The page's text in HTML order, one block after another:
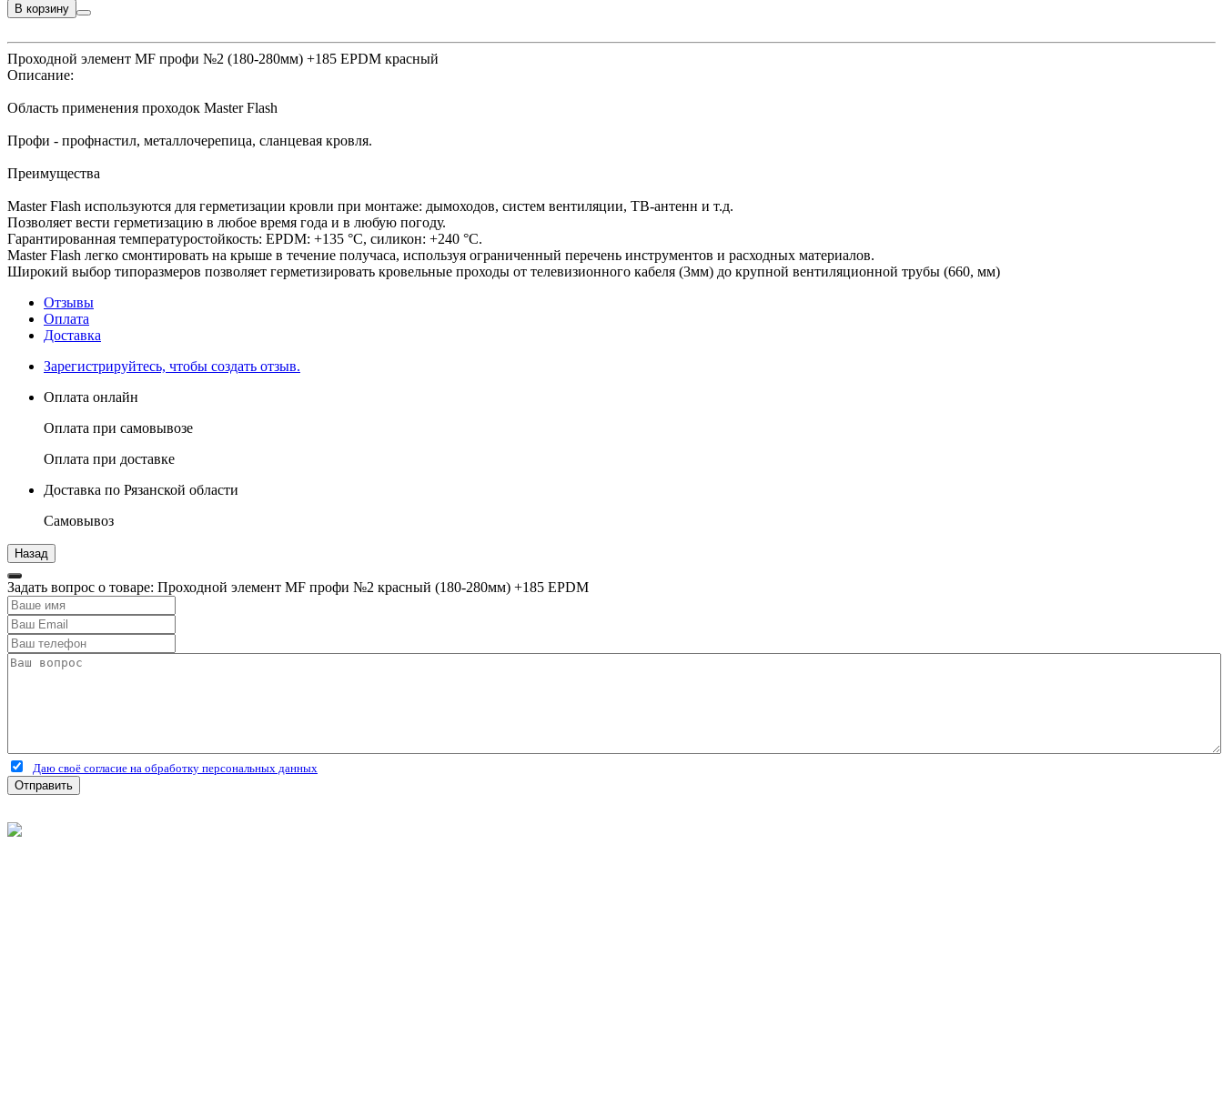
В корзину
Проходной элемент MF профи №2 (180-280мм) +185 EPDM красный
Описание:
Область применения проходок Master Flash
Профи - профнастил, металлочерепица, сланцевая кровля.
Преимущества
Master Flash используются для герметизации кровли при монтаже: дымоходов, систем вентиляции, ТВ-антенн и т.д.
Позволяет вести герметизацию в любое время года и в любую погоду.
Гарантированная температуростойкость: EPDM: +135 °С, силикон: +240 °С.
Master Flash легко смонтировать на крыше в течение получаса, используя ограниченный перечень инструментов и расходных материалов.
Широкий выбор типоразмеров позволяет герметизировать кровельные проходы от телевизионного кабеля (3мм) до крупной вентиляционной трубы (660, мм)
Отзывы
Оплата
Доставка
Зарегистрируйтесь, чтобы создать отзыв.
Оплата онлайн
Оплата при самовывозе
Оплата при доставке
Доставка по Рязанской области
Самовывоз
Задать вопрос о товаре: Проходной элемент MF профи №2 красный (180-280мм) +185 EPDM
Даю своё согласие на обработку персональных данных
Отправить